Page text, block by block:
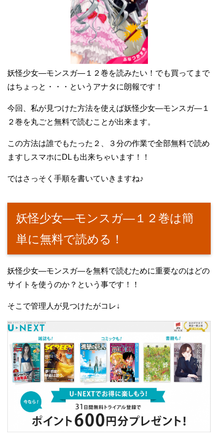
妖怪少女―モンスガ―１２巻を読みたい！でも買ってまで
はちょっと・・・というアナタに朗報です！
今回、私が見つけた方法を使えば妖怪少女―モンスガ―１
２巻を丸ごと無料で読むことが出来ます。
この方法は誰でもたった２、３分の作業で全部無料で読め
ますしスマホにDLも出来ちゃいます！！
ではさっそく手順を書いていきますね♪
妖怪少女―モンスガ―１２巻は簡
単に無料で読める！
妖怪少女―モンスガ―を無料で読むために重要なのはどの
サイトを使うのか？という事です！！
そこで管理人が見つけたがコレ↓